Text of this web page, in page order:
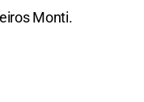
Monti.